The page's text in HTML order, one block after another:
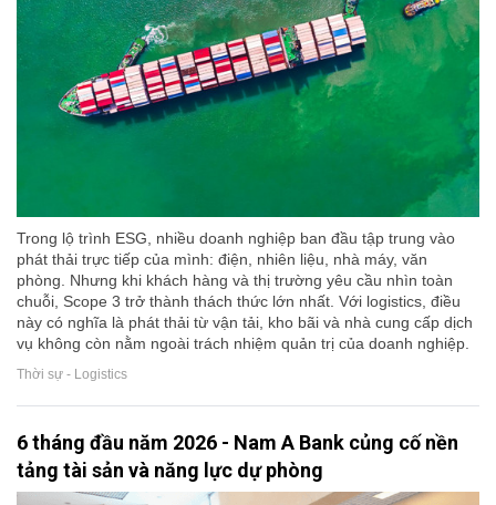
Trong lộ trình ESG, nhiều doanh nghiệp ban đầu tập trung vào
phát thải trực tiếp của mình: điện, nhiên liệu, nhà máy, văn
phòng. Nhưng khi khách hàng và thị trường yêu cầu nhìn toàn
chuỗi, Scope 3 trở thành thách thức lớn nhất. Với logistics, điều
này có nghĩa là phát thải từ vận tải, kho bãi và nhà cung cấp dịch
vụ không còn nằm ngoài trách nhiệm quản trị của doanh nghiệp.
Thời sự - Logistics
6 tháng đầu năm 2026 - Nam A Bank củng cố nền
tảng tài sản và năng lực dự phòng